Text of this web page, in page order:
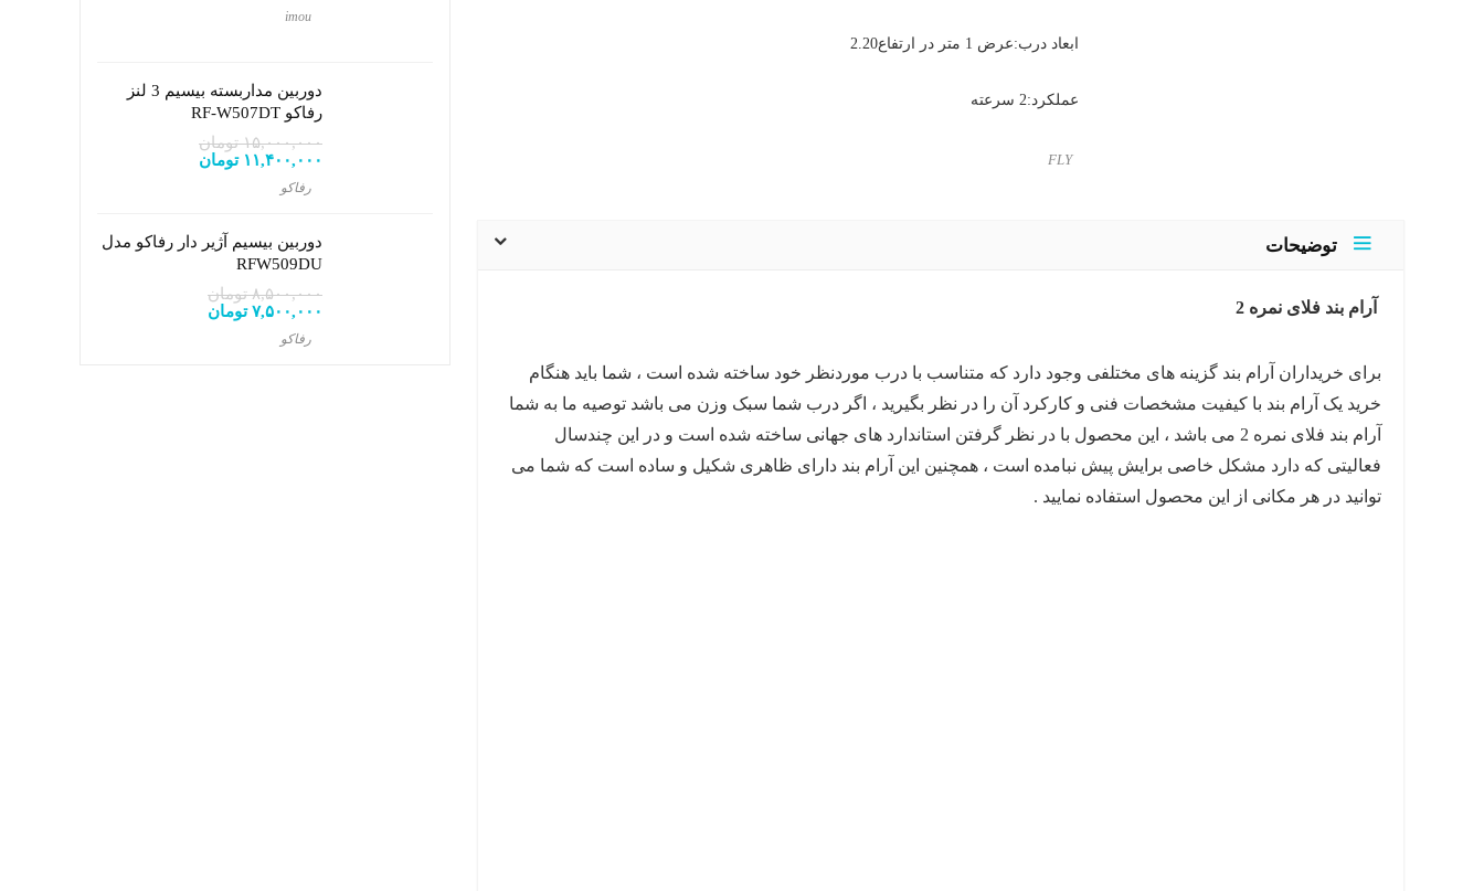
ابعاد درب:عرض 1 متر در ارتفاع2.20
عملکرد:2 سرعته
FLY
توضیحات
آرام بند فلای نمره 2
برای خریداران آرام بند گزینه های مختلفی وجود دارد که متناسب با درب موردنظر خود ساخته شده است ، شما باید هنگام
خرید یک آرام بند با کیفیت مشخصات فنی و کارکرد آن را در نظر بگیرید ، اگر درب شما سبک وزن می باشد توصیه ما به شما
آرام بند فلای نمره 2 می باشد ، این محصول با در نظر گرفتن استاندارد های جهانی ساخته شده است و در این چندسال
فعالیتی که دارد مشکل خاصی برایش پیش نبامده است ، همچنین این آرام بند دارای ظاهری شکیل و ساده است که شما می
توانید در هر مکانی از این محصول استفاده نمایید .
imou
دوربین مداربسته بیسیم 3 لنز
رفاکو RF-W507DT
۱۵,۰۰۰,۰۰۰ تومان
۱۱,۴۰۰,۰۰۰ تومان
رفاکو
دوربین بیسیم آژیر دار رفاکو مدل
RFW509DU
۸,۵۰۰,۰۰۰ تومان
۷,۵۰۰,۰۰۰ تومان
رفاکو